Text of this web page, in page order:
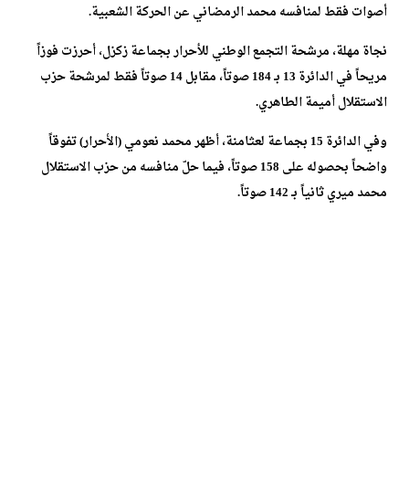
أصوات فقط لمنافسه محمد الرمضاني عن الحركة الشعبية.
نجاة مهلة، مرشحة التجمع الوطني للأحرار بجماعة زكزل، أحرزت فوزاً
مريحاً في الدائرة 13 بـ 184 صوتاً، مقابل 14 صوتاً فقط لمرشحة حزب
الاستقلال أميمة الطاهري.
وفي الدائرة 15 بجماعة لعثامنة، أظهر محمد نعومي (الأحرار) تفوقاً
واضحاً بحصوله على 158 صوتاً، فيما حلّ منافسه من حزب الاستقلال
محمد ميري ثانياً بـ 142 صوتاً.